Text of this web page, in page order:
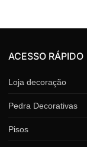
ACESSO RÁPIDO
Loja decoração
Pedra Decorativas
Pisos